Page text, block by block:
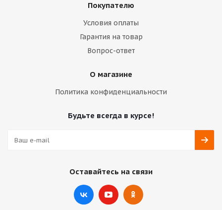
Покупателю
Условия оплаты
Гарантия на товар
Вопрос-ответ
О магазине
Политика конфиденциальности
Будьте всегда в курсе!
Оставайтесь на связи